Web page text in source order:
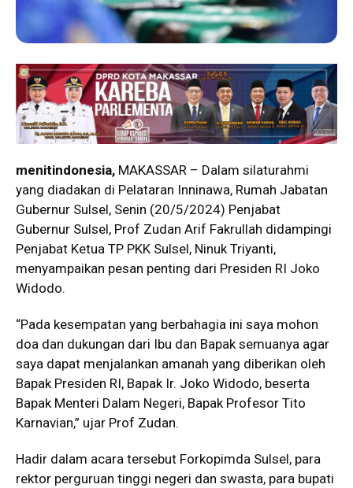
menitindonesia, MAKASSAR – Dalam silaturahmi
yang diadakan di Pelataran Inninawa, Rumah Jabatan
Gubernur Sulsel, Senin (20/5/2024) Penjabat
Gubernur Sulsel, Prof Zudan Arif Fakrullah didampingi
Penjabat Ketua TP PKK Sulsel, Ninuk Triyanti,
menyampaikan pesan penting dari Presiden RI Joko
Widodo.
“Pada kesempatan yang berbahagia ini saya mohon
doa dan dukungan dari Ibu dan Bapak semuanya agar
saya dapat menjalankan amanah yang diberikan oleh
Bapak Presiden RI, Bapak Ir. Joko Widodo, beserta
Bapak Menteri Dalam Negeri, Bapak Profesor Tito
Karnavian,” ujar Prof Zudan.
Hadir dalam acara tersebut Forkopimda Sulsel, para
rektor perguruan tinggi negeri dan swasta, para bupati